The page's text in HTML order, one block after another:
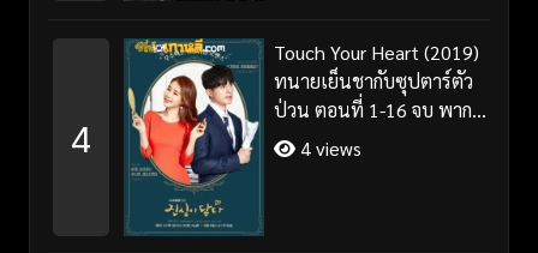
4
Touch Your Heart (2019)
ทนายเย็นชากับซุปตาร์ตัว
ป่วน ตอนที่ 1-16 จบ พากย์
ไทย/ซับไทย
4 views